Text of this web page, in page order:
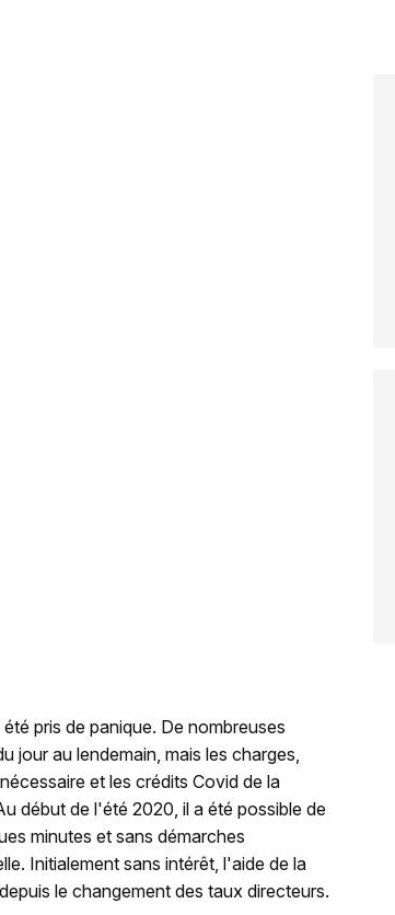
pris de panique. De nombreuses
jour au lendemain, mais les charges,
et les crédits Covid de la
début de l'été 2020, il a été possible de
minutes et sans démarches
Initialement sans intérêt, l'aide de la
le changement des taux directeurs.